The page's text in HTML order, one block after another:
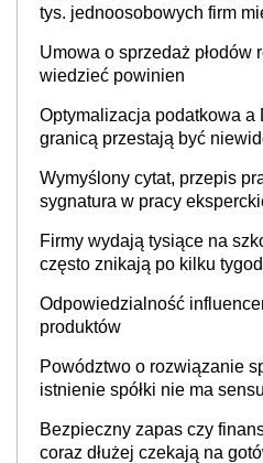
tys. jednoosobowych firm
Umowa o sprzedaż płodów
wiedzieć powinien
Optymalizacja podatkowa a
granicą przestają być
Wymyślony cytat, przepis
sygnatura w pracy
Firmy wydają tysiące na
często znikają po kilku
Odpowiedzialność
produktów
Powództwo o rozwiązanie
istnienie spółki nie ma
Bezpieczny zapas czy
coraz dłużej czekają na